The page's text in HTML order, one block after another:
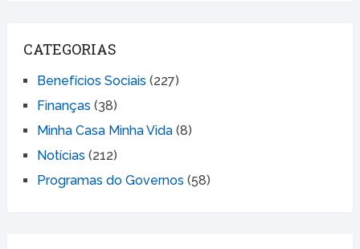
CATEGORIAS
Benefícios Sociais (227)
Finanças (38)
Minha Casa Minha Vida(8)
Notícias (212)
Programas do Governos (58)